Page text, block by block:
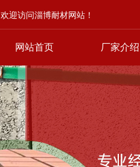
欢迎访问淄博耐材网站！
网站首页 厂家介绍